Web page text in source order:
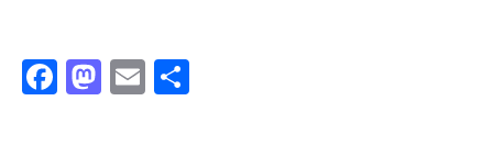
Facebook
Mastodon
Email